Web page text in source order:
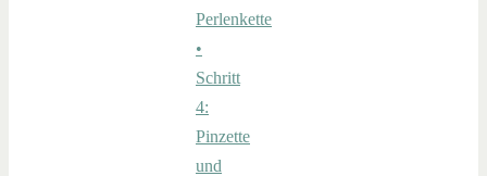
Perlenkette
•
Schritt
4:
Pinzette
und